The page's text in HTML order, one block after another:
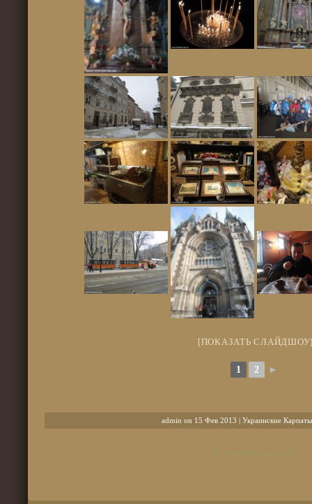
[ПОКАЗАТЬ
1 2 ►
admin on 15 Фев 2013 | Украинские Карпаты